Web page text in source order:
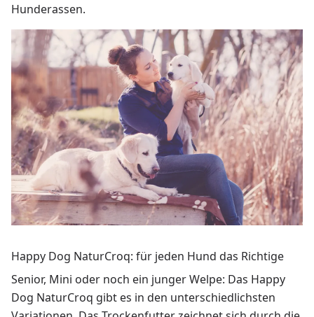
Hunderassen.
Happy Dog NaturCroq: für jeden Hund das Richtige
Senior, Mini oder noch ein junger Welpe: Das Happy
Dog NaturCroq gibt es in den unterschiedlichsten